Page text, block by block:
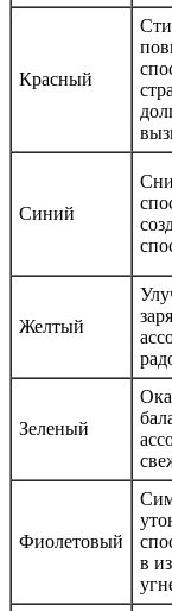
Красный
Синий
Желтый
Зеленый
Фиолетовый
в